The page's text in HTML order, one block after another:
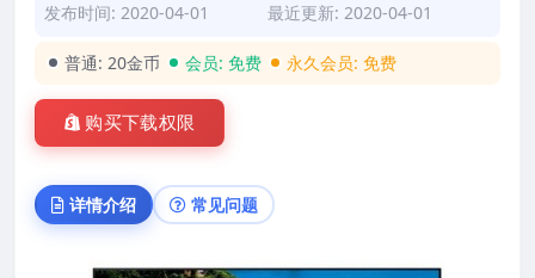
发布时间: 2020-04-01
最近更新: 2020-04-01
普通: 20金币 会员: 免费 永久会员: 免费
购买下载权限
详情介绍 常见问题